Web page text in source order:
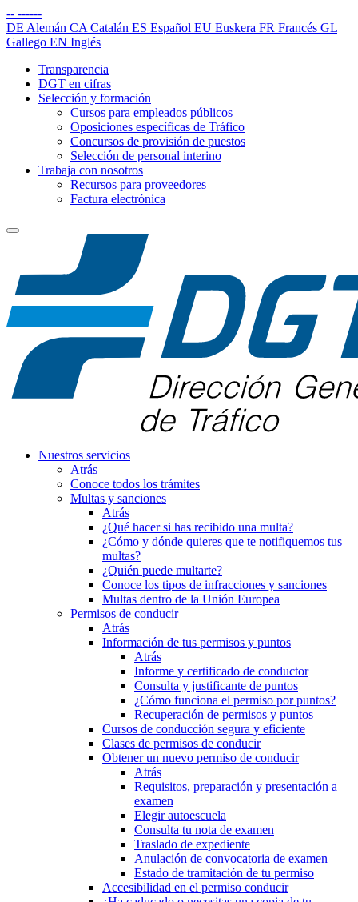
-- ------
DE Alemán CA Catalán ES Español EU Euskera FR Francés GL
Gallego EN Inglés
Transparencia
DGT en cifras
Selección y formación
Cursos para empleados públicos
Oposiciones específicas de Tráfico
Concursos de provisión de puestos
Selección de personal interino
Trabaja con nosotros
Recursos para proveedores
Factura electrónica
Nuestros servicios
Atrás
Conoce todos los trámites
Multas y sanciones
Atrás
¿Qué hacer si has recibido una multa?
¿Cómo y dónde quieres que te notifiquemos tus
multas?
¿Quién puede multarte?
Conoce los tipos de infracciones y sanciones
Multas dentro de la Unión Europea
Permisos de conducir
Atrás
Información de tus permisos y puntos
Atrás
Informe y certificado de conductor
Consulta y justificante de puntos
¿Cómo funciona el permiso por puntos?
Recuperación de permisos y puntos
Cursos de conducción segura y eficiente
Clases de permisos de conducir
Obtener un nuevo permiso de conducir
Atrás
Requisitos, preparación y presentación a
examen
Elegir autoescuela
Consulta tu nota de examen
Traslado de expediente
Anulación de convocatoria de examen
Estado de tramitación de tu permiso
Accesibilidad en el permiso conducir